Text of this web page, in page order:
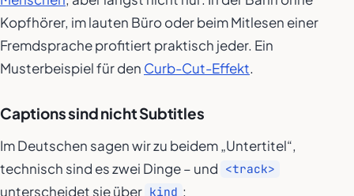
Kopfhörer, im lauten Büro oder beim Mitlesen einer
Fremdsprache profitiert praktisch jeder. Ein
Musterbeispiel für den Curb-Cut-Effekt.
Captions sind nicht Subtitles
Im Deutschen sagen wir zu beidem „Untertitel“,
technisch sind es zwei Dinge – und <track>
unterscheidet sie über kind :